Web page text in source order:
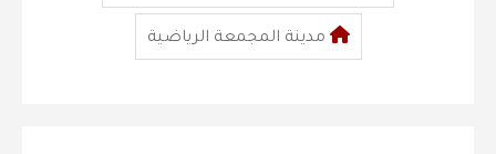
مدينة المجمعة الرياضية